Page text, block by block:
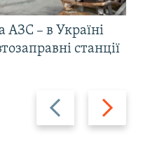
Назад Вперед
АЗС – в Україні
станції